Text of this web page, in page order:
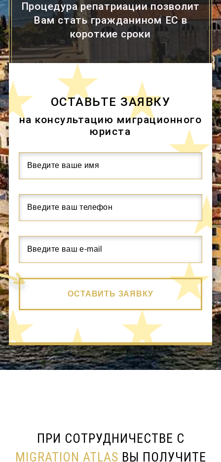
Процедура репатриации позволит
Вам стать гражданином ЕС в
короткие сроки
ОСТАВЬТЕ ЗАЯВКУ
на консультацию миграционного
юриста
ОСТАВИТЬ ЗАЯВКУ
ПРИ СОТРУДНИЧЕСТВЕ С
MIGRATION ATLAS ВЫ ПОЛУЧИТЕ